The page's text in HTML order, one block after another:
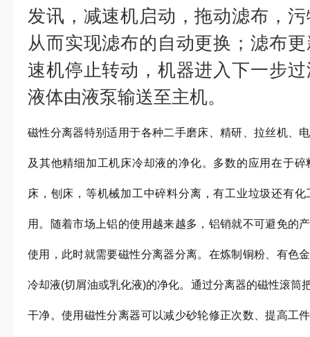
发讯，减速机启动，拖动滤布，
从而实现滤布的自动更换；滤布
速机停止转动，机器进入下一步
液体由液泵输送至主机。
磁性分离器特别适用于各种二手磨床、精研、拉丝机、
及其他精细加工机床冷却液的净化。多数的应用在于
床，刨床，等机械加工中碎料分离，有工业垃圾还有
用。随着市场上铝的使用越来越多，铝销就不可避免的
使用，此时就需要磁性分离器分离。在炼制铜粉、有色
冷却液(切屑油或乳化液)的净化。通过分离器的磁性滚筒
干净。使用磁性分离器可以减少砂轮修正次数、提高工